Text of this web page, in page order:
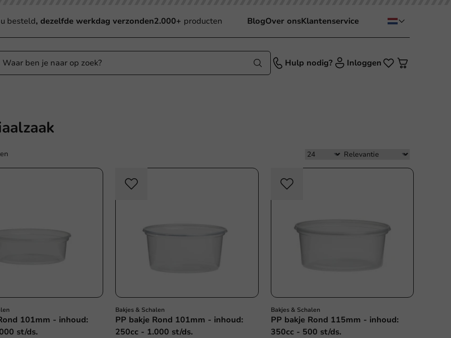
besteld, dezelfde werkdag verzonden2.000+ producten BlogOver onsKlantenservice
Hulp nodig? Inloggen
101mm - inhoud:
st/ds.
Bakjes & Schalen
PP bakje Rond 101mm - inhoud:
250cc - 1.000 st/ds.
Bakjes & Schalen
PP bakje Rond 115mm - inhoud:
350cc - 500 st/ds.